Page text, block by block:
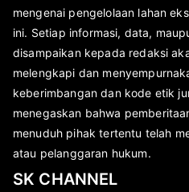
mengenai pengelolaan lahan
ini. Setiap informasi, data,
disampaikan kepada redaksi
melengkapi dan
keberimbangan dan kode etik
menegaskan bahwa
menuduh pihak tertentu telah
atau pelanggaran hukum.
SK CHANNEL